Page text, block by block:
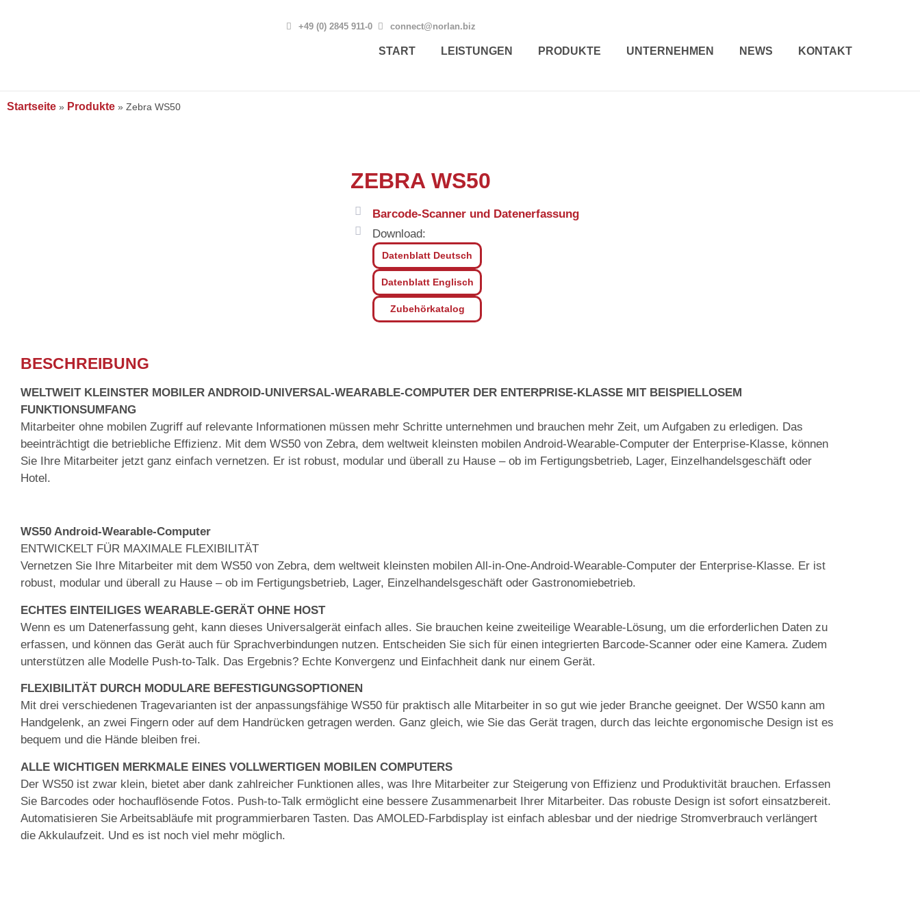
+49 (0) 2845 911-0 connect@norlan.biz
START LEISTUNGEN PRODUKTE UNTERNEHMEN NEWS KONTAKT
Startseite » Produkte » Zebra WS50
ZEBRA WS50
Barcode-Scanner und Datenerfassung
Download:
Datenblatt Deutsch
Datenblatt Englisch
Zubehörkatalog
BESCHREIBUNG
WELTWEIT KLEINSTER MOBILER ANDROID-UNIVERSAL-WEARABLE-COMPUTER DER ENTERPRISE-KLASSE MIT BEISPIELLOSEM
FUNKTIONSUMFANG
Mitarbeiter ohne mobilen Zugriff auf relevante Informationen müssen mehr Schritte unternehmen und brauchen mehr Zeit, um Aufgaben zu erledigen. Das
beeinträchtigt die betriebliche Effizienz. Mit dem WS50 von Zebra, dem weltweit kleinsten mobilen Android-Wearable-Computer der Enterprise-Klasse, können
Sie Ihre Mitarbeiter jetzt ganz einfach vernetzen. Er ist robust, modular und überall zu Hause – ob im Fertigungsbetrieb, Lager, Einzelhandelsgeschäft oder
Hotel.
WS50 Android-Wearable-Computer
ENTWICKELT FÜR MAXIMALE FLEXIBILITÄT
Vernetzen Sie Ihre Mitarbeiter mit dem WS50 von Zebra, dem weltweit kleinsten mobilen All-in-One-Android-Wearable-Computer der Enterprise-Klasse. Er ist
robust, modular und überall zu Hause – ob im Fertigungsbetrieb, Lager, Einzelhandelsgeschäft oder Gastronomiebetrieb.
ECHTES EINTEILIGES WEARABLE-GERÄT OHNE HOST
Wenn es um Datenerfassung geht, kann dieses Universalgerät einfach alles. Sie brauchen keine zweiteilige Wearable-Lösung, um die erforderlichen Daten zu
erfassen, und können das Gerät auch für Sprachverbindungen nutzen. Entscheiden Sie sich für einen integrierten Barcode-Scanner oder eine Kamera. Zudem
unterstützen alle Modelle Push-to-Talk. Das Ergebnis? Echte Konvergenz und Einfachheit dank nur einem Gerät.
FLEXIBILITÄT DURCH MODULARE BEFESTIGUNGSOPTIONEN
Mit drei verschiedenen Tragevarianten ist der anpassungsfähige WS50 für praktisch alle Mitarbeiter in so gut wie jeder Branche geeignet. Der WS50 kann am
Handgelenk, an zwei Fingern oder auf dem Handrücken getragen werden. Ganz gleich, wie Sie das Gerät tragen, durch das leichte ergonomische Design ist es
bequem und die Hände bleiben frei.
ALLE WICHTIGEN MERKMALE EINES VOLLWERTIGEN MOBILEN COMPUTERS
Der WS50 ist zwar klein, bietet aber dank zahlreicher Funktionen alles, was Ihre Mitarbeiter zur Steigerung von Effizienz und Produktivität brauchen. Erfassen
Sie Barcodes oder hochauflösende Fotos. Push-to-Talk ermöglicht eine bessere Zusammenarbeit Ihrer Mitarbeiter. Das robuste Design ist sofort einsatzbereit.
Automatisieren Sie Arbeitsabläufe mit programmierbaren Tasten. Das AMOLED-Farbdisplay ist einfach ablesbar und der niedrige Stromverbrauch verlängert
die Akkulaufzeit. Und es ist noch viel mehr möglich.